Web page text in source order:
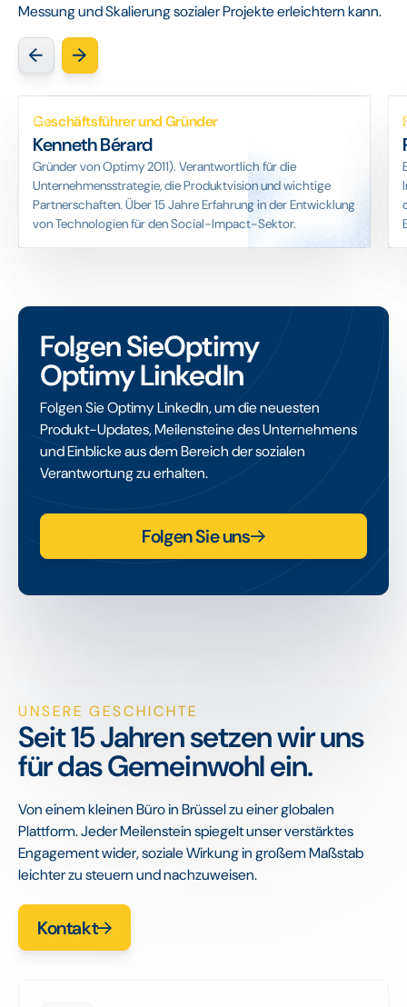
Messung und Skalierung sozialer Projekte erleichtern kann.
Geschäftsführer und Gründer
Kenneth Bérard
Gründer von Optimy 2011). Verantwortlich für die
Unternehmensstrategie, die Produktvision und wichtige
Partnerschaften. Über 15 Jahre Erfahrung in der Entwicklung
von Technologien für den Social-Impact-Sektor.
Folgen SieOptimy
Optimy LinkedIn
Folgen Sie Optimy LinkedIn, um die neuesten
Produkt-Updates, Meilensteine des Unternehmens
und Einblicke aus dem Bereich der sozialen
Verantwortung zu erhalten.
Folgen Sie uns
UNSERE GESCHICHTE
Seit 15 Jahren setzen wir uns
für das Gemeinwohl ein.
Von einem kleinen Büro in Brüssel zu einer globalen
Plattform. Jeder Meilenstein spiegelt unser verstärktes
Engagement wider, soziale Wirkung in großem Maßstab
leichter zu steuern und nachzuweisen.
Kontakt